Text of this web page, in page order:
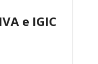
e IGIC